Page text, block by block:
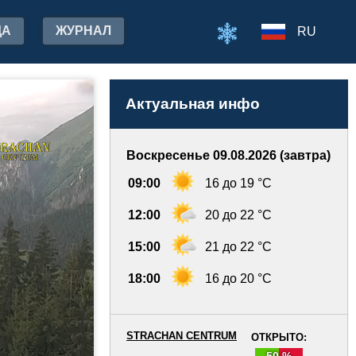
ЖУРНАЛ RU
Актуальная инфо
Воскресенье 09.08.2026 (завтра)
09:00 16 до 19 °C
12:00 20 до 22 °C
15:00 21 до 22 °C
18:00 16 до 20 °C
ОТКРЫТО:
STRACHAN CENTRUM